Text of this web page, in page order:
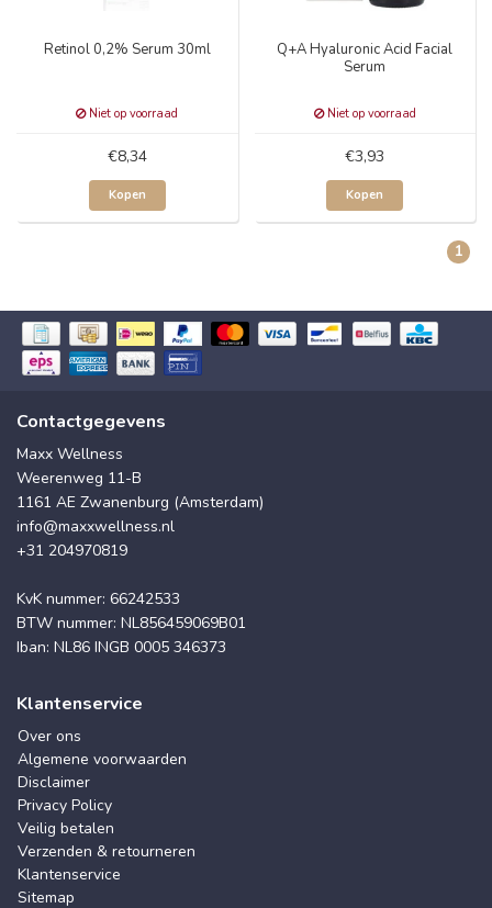
Retinol 0,2% Serum 30ml
Niet op voorraad
€8,34
Kopen
Q+A Hyaluronic Acid Facial
Serum
Niet op voorraad
€3,93
Kopen
1
Contactgegevens
Maxx Wellness
Weerenweg 11-B
1161 AE Zwanenburg (Amsterdam)
info@maxxwellness.nl
+31 204970819
KvK nummer: 66242533
BTW nummer: NL856459069B01
Iban: NL86 INGB 0005 346373
Klantenservice
Over ons
Algemene voorwaarden
Disclaimer
Privacy Policy
Veilig betalen
Verzenden & retourneren
Klantenservice
Sitemap